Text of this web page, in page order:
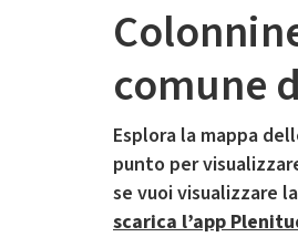
comune
Esplora la mappa
punto per
se vuoi visualizzare
scarica l’app